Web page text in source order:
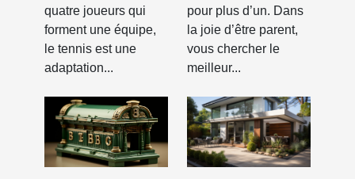
quatre joueurs qui
forment une équipe,
le tennis est une
adaptation...
pour plus d’un. Dans
la joie d’être parent,
vous chercher le
meilleur...